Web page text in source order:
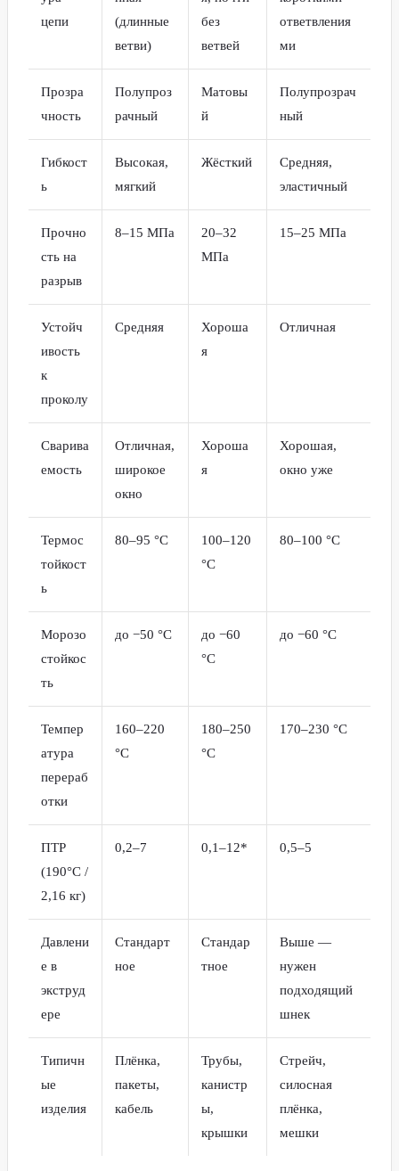
цепи
(длинные
ветви)
без
ветвей
ответвления
ми
Прозра
чность
Полупроз
рачный
Матовы
й
Полупрозрач
ный
Гибкост
ь
Высокая,
мягкий
Жёсткий
Средняя,
эластичный
Прочно
сть на
разрыв
8–15 МПа
20–32
МПа
15–25 МПа
Устойч
ивость
к
проколу
Средняя
Хороша
я
Отличная
Сварива
емость
Отличная,
широкое
окно
Хороша
я
Хорошая,
окно уже
Термос
тойкост
ь
80–95 °C
100–120
°C
80–100 °C
Морозо
стойкос
ть
до −50 °C
до −60
°C
до −60 °C
Темпер
атура
перераб
отки
160–220
°C
180–250
°C
170–230 °C
ПТР
(190°C /
2,16 кг)
0,2–7 0,1–12* 0,5–5
Давлени
е в
экструд
ере
Стандарт
ное
Стандар
тное
Выше —
нужен
подходящий
шнек
Типичн
ые
изделия
Плёнка,
пакеты,
кабель
Трубы,
канистр
ы,
крышки
Стрейч,
силосная
плёнка,
мешки